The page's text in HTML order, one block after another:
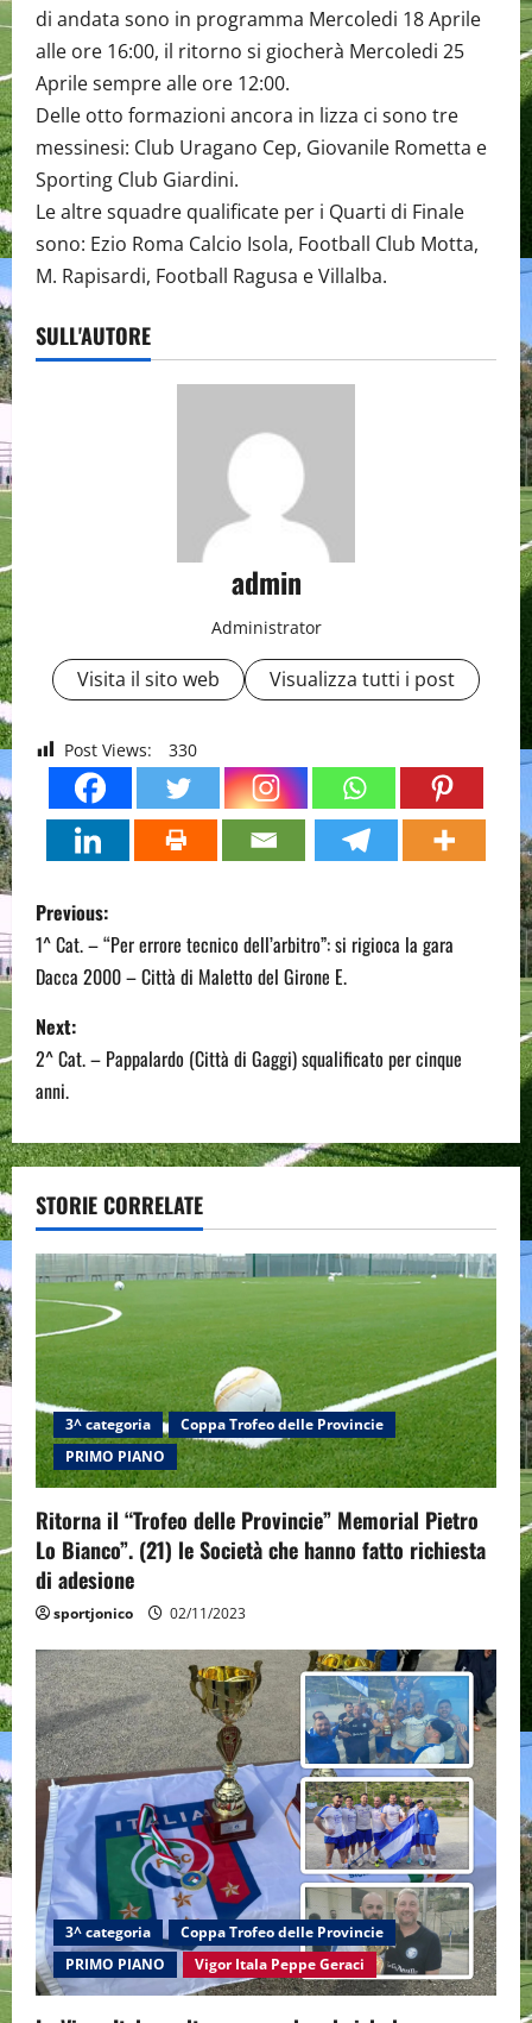
di andata sono in programma Mercoledi 18 Aprile
alle ore 16:00, il ritorno si giocherà Mercoledi 25
Aprile sempre alle ore 12:00.
Delle otto formazioni ancora in lizza ci sono tre
messinesi: Club Uragano Cep, Giovanile Rometta e
Sporting Club Giardini.
Le altre squadre qualificate per i Quarti di Finale
sono: Ezio Roma Calcio Isola, Football Club Motta,
M. Rapisardi, Football Ragusa e Villalba.
SULL'AUTORE
admin
Administrator
Visita il sito web Visualizza tutti i post
Post Views: 330
P
o
s
t
n
a
v
i
g
a
t
i
o
n
Previous:
1^ Cat. – “Per errore tecnico dell’arbitro”: si rigioca la gara
Dacca 2000 – Città di Maletto del Girone E.
Next:
2^ Cat. – Pappalardo (Città di Gaggi) squalificato per cinque
anni.
STORIE CORRELATE
3^ categoria
Coppa Trofeo delle Provincie
PRIMO PIANO
Ritorna il “Trofeo delle Provincie” Memorial Pietro
Lo Bianco”. (21) le Società che hanno fatto richiesta
di adesione
sportjonico 02/11/2023
3^ categoria
Coppa Trofeo delle Provincie
PRIMO PIANO
Vigor Itala Peppe Geraci